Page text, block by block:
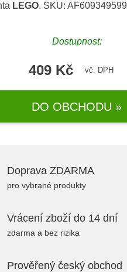
LEGO. SKU: AF609349599
Dostupnost:
409 Kč vč. DPH
DO OBCHODU »
Doprava ZDARMA
pro vybrané produkty
Vrácení zboží do 14 dní
zdarma a bez rizika
Prověřený český obchod